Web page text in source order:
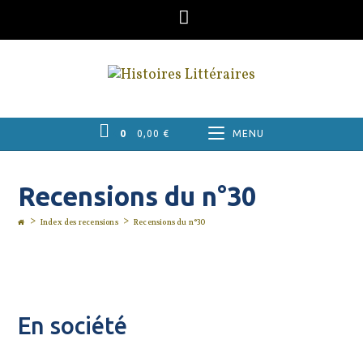
content
0 0,00 € MENU
Recensions du n°30
> Index des recensions > Recensions du n°30
En société